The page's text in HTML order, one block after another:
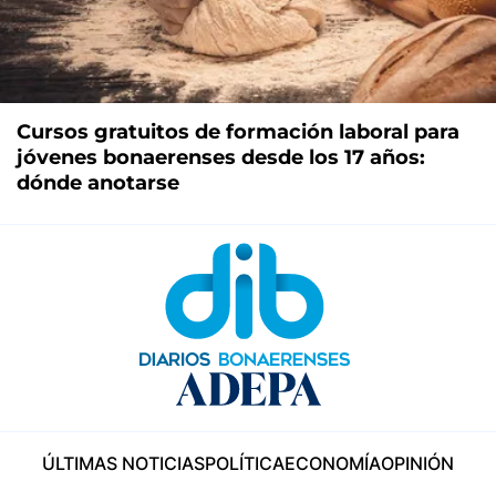
Cursos gratuitos de formación laboral para
jóvenes bonaerenses desde los 17 años:
dónde anotarse
ÚLTIMAS NOTICIASPOLÍTICAECONOMÍAOPINIÓN